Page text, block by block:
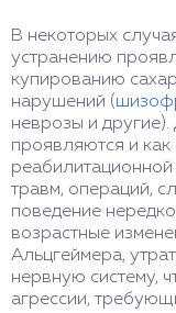
В некоторых
устранению
купированию
нарушений (
неврозы и
проявляются и как
травм, операций,
поведение
возрастные
Альцгеймера,
нервную систему,
агрессии,